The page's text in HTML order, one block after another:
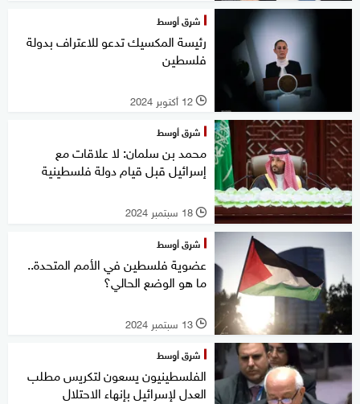
شرق أوسط
رئيسة المكسيك تدعو للاعتراف بدولة
فلسطين
l 12 أكتوبر 2024
شرق أوسط
محمد بن سلمان: لا علاقات مع
إسرائيل قبل قيام دولة فلسطينية
l 18 سبتمبر 2024
شرق أوسط
عضوية فلسطين في الأمم المتحدة..
ما هو الوضع الحالي؟
l 13 سبتمبر 2024
شرق أوسط
الفلسطينيون يسعون لتكريس مطلب
العدل لإسرائيل بإنهاء الاحتلال